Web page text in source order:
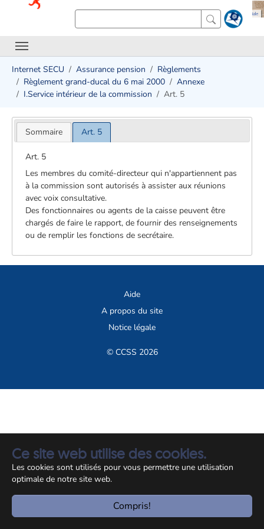
Ce site web utilise des cookies.
Les cookies sont utilisés pour vous permettre une utilisation
optimale de notre site web.
Compris!
Internet SECU Assurance pension
Règlements
Règlement grand-ducal du 6 mai 2000
Annexe
I.Service intérieur de la commission
Art. 5
Sommaire Art. 5
Art. 5
Les membres du comité-directeur qui n'appartiennent pas
à la commission sont autorisés à assister aux réunions
avec voix consultative.
Des fonctionnaires ou agents de la caisse peuvent être
chargés de faire le rapport, de fournir des renseignements
ou de remplir les fonctions de secrétaire.
Aide
A propos du site
Notice légale
© CCSS 2026